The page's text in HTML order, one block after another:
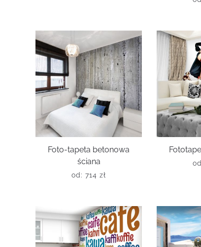
Foto-tapeta betonowa
ściana
od: 714 zł